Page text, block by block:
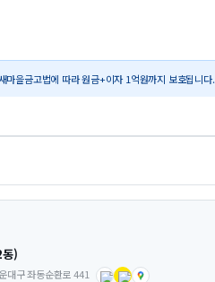
마을금고법에 따라 원금+이자 1억원까지 보호됩니다.
)
대구 좌동순환로 441